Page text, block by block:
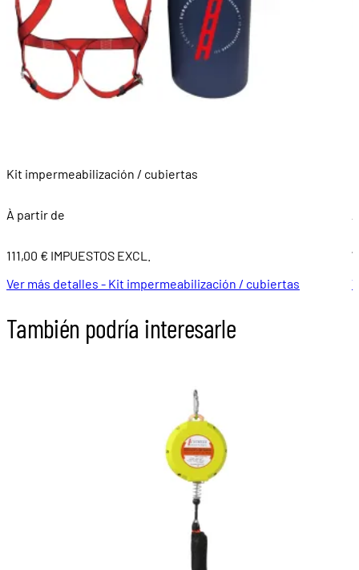
Kit impermeabilización / cubiertas
À partir de
111,00 € IMPUESTOS EXCL.
Ver más detalles - Kit impermeabilización / cubiertas
También podría interesarle